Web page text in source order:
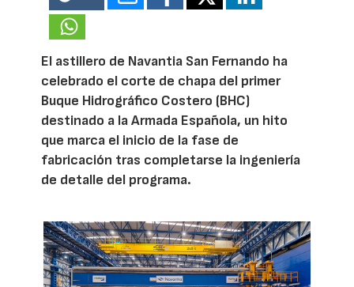
El astillero de Navantia San Fernando ha
celebrado el corte de chapa del primer
Buque Hidrográfico Costero (BHC)
destinado a la Armada Española, un hito
que marca el inicio de la fase de
fabricación tras completarse la ingeniería
de detalle del programa.